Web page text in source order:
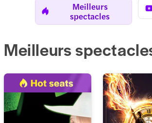
Meilleurs
spectacles
Meilleurs